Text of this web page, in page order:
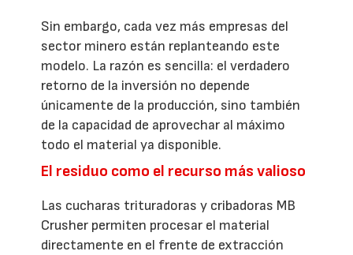
Sin embargo, cada vez más empresas del
sector minero están replanteando este
modelo. La razón es sencilla: el verdadero
retorno de la inversión no depende
únicamente de la producción, sino también
de la capacidad de aprovechar al máximo
todo el material ya disponible.
El residuo como el recurso más valioso
Las cucharas trituradoras y cribadoras MB
Crusher permiten procesar el material
directamente en el frente de extracción